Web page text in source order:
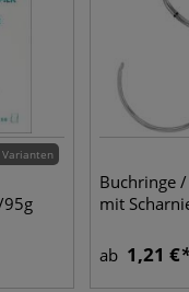
Varianten
95g
Buchringe
mit
ab 1,21 €